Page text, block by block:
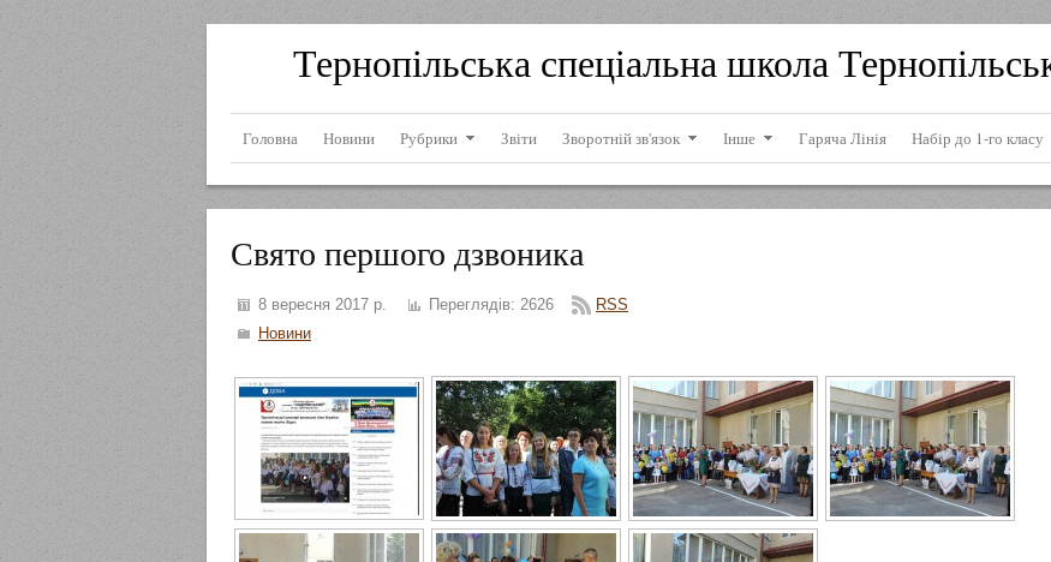
Тернопільська спеціальна школа
Головна Новини Рубрики Звіти Зворотній зв'язок Інше Гаряча Лінія Набір до 1-го класу
Свято першого дзвоника
8 вересня 2017 р. Переглядів: 2626
RSS
Новини